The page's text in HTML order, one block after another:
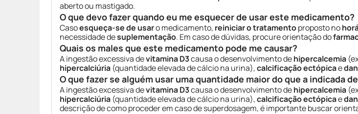
aberto ou mastigado.
O que devo fazer quando eu me esquecer de usar este medicamento?
Casoesqueça-se de usaro medicamento, reiniciar o tratamentoproposto no
necessidade desuplementação. Em caso de dúvidas, procure orientação do
Quais os males que este medicamento pode me causar?
A ingestão excessiva devitamina D3causa o desenvolvimento dehipercalcemia
hipercalciúria (quantidade elevada de cálcio na urina),calcificação ectópicae
O que fazer se alguém usar uma quantidade maior do que a indicada
A ingestão excessiva devitamina D3causa o desenvolvimento dehipercalcemia
hipercalciúria (quantidade elevada de cálcio na urina),calcificação ectópicae
descrição de como proceder em caso de superdosagem, é importante buscar